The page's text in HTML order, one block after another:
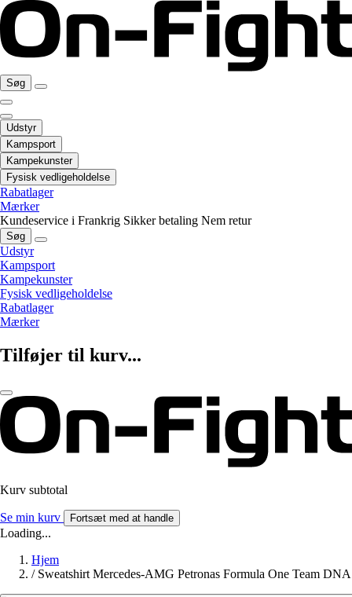
Søg
Udstyr
Kampsport
Kampekunster
Fysisk vedligeholdelse
Rabatlager
Mærker
Kundeservice i Frankrig Sikker betaling Nem retur
Søg
Udstyr
Kampsport
Kampekunster
Fysisk vedligeholdelse
Rabatlager
Mærker
Tilføjer til kurv...
Kurv subtotal
Se min kurv Fortsæt med at handle
Loading...
Hjem
/ Sweatshirt Mercedes-AMG Petronas Formula One Team DNA